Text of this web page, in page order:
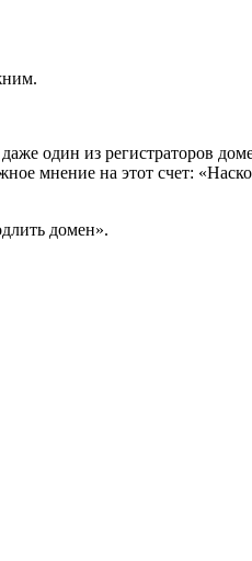
один из регистраторов
мнение на этот счет:
домен».